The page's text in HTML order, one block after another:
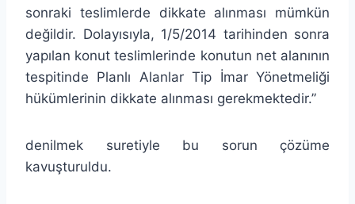
sonraki teslimlerde dikkate alınması mümkün
değildir. Dolayısıyla, 1/5/2014 tarihinden sonra
yapılan konut teslimlerinde konutun net alanının
tespitinde Planlı Alanlar Tip İmar Yönetmeliği
hükümlerinin dikkate alınması gerekmektedir.”
denilmek suretiyle bu sorun çözüme
kavuşturuldu.